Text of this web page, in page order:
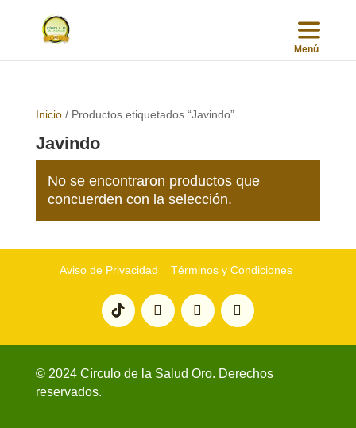
Inicio/ Productos etiquetados “Javindo”
Javindo
No se encontraron productos que
concuerden con la selección.
Aviso de Privacidad Términos y Condiciones
© 2024 Círculo de la Salud Oro. Derechos
reservados.